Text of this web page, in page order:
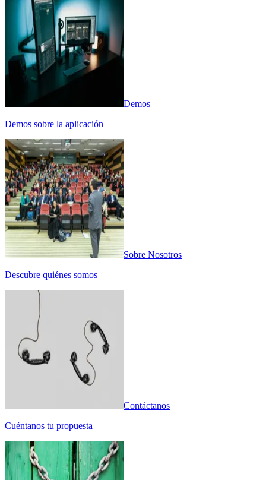
Demos
Demos sobre la aplicación
Sobre Nosotros
Descubre quiénes somos
Contáctanos
Cuéntanos tu propuesta